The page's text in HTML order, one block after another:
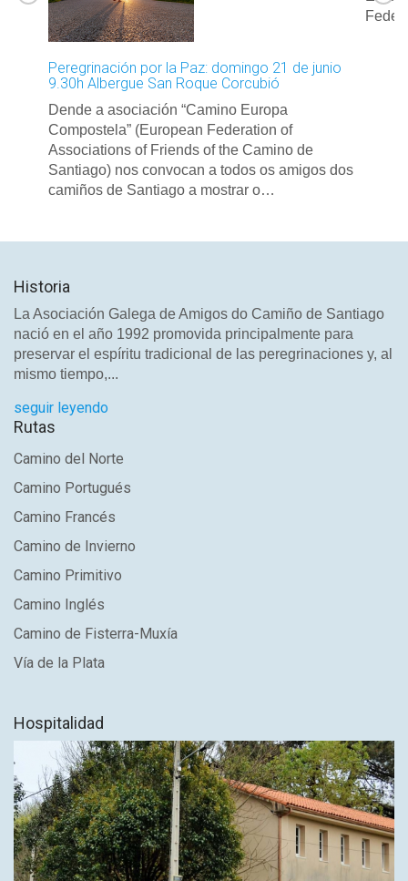
Peregrinación por la Paz: domingo 21 de junio
9.30h Albergue San Roque Corcubió
Dende a asociación “Camino Europa
Compostela” (European Federation of
Associations of Friends of the Camino de
Santiago) nos convocan a todos os amigos dos
camiños de Santiago a mostrar o…
Historia
La Asociación Galega de Amigos do Camiño de Santiago
nació en el año 1992 promovida principalmente para
preservar el espíritu tradicional de las peregrinaciones y, al
mismo tiempo,...
seguir leyendo
Rutas
Camino del Norte
Camino Portugués
Camino Francés
Camino de Invierno
Camino Primitivo
Camino Inglés
Camino de Fisterra-Muxía
Vía de la Plata
Hospitalidad